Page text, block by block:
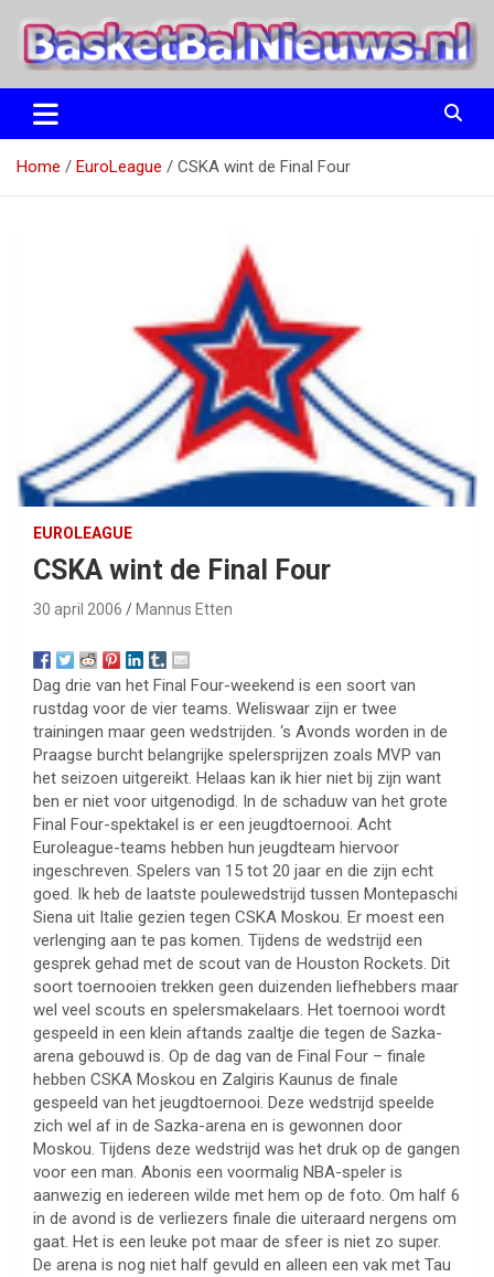
naar
BasketBalNieuws.nl
Etten
Home EuroLeague CSKA wint de Final Four
EUROLEAGUE
CSKA wint de Final Four
30 april 2006 Mannus Etten
Dag drie van het Final Four-weekend is een soort van
rustdag voor de vier teams. Weliswaar zijn er twee
trainingen maar geen wedstrijden. ‘s Avonds worden in de
Praagse burcht belangrijke spelersprijzen zoals MVP van
het seizoen uitgereikt. Helaas kan ik hier niet bij zijn want
ben er niet voor uitgenodigd. In de schaduw van het grote
Final Four-spektakel is er een jeugdtoernooi. Acht
Euroleague-teams hebben hun jeugdteam hiervoor
ingeschreven. Spelers van 15 tot 20 jaar en die zijn echt
goed. Ik heb de laatste poulewedstrijd tussen Montepaschi
Siena uit Italie gezien tegen CSKA Moskou. Er moest een
verlenging aan te pas komen. Tijdens de wedstrijd een
gesprek gehad met de scout van de Houston Rockets. Dit
soort toernooien trekken geen duizenden liefhebbers maar
wel veel scouts en spelersmakelaars. Het toernooi wordt
gespeeld in een klein aftands zaaltje die tegen de Sazka-
arena gebouwd is. Op de dag van de Final Four – finale
hebben CSKA Moskou en Zalgiris Kaunus de finale
gespeeld van het jeugdtoernooi. Deze wedstrijd speelde
zich wel af in de Sazka-arena en is gewonnen door
Moskou. Tijdens deze wedstrijd was het druk op de gangen
voor een man. Abonis een voormalig NBA-speler is
aanwezig en iedereen wilde met hem op de foto. Om half 6
in de avond is de verliezers finale die uiteraard nergens om
gaat. Het is een leuke pot maar de sfeer is niet zo super.
De arena is nog niet half gevuld en alleen een vak met Tau